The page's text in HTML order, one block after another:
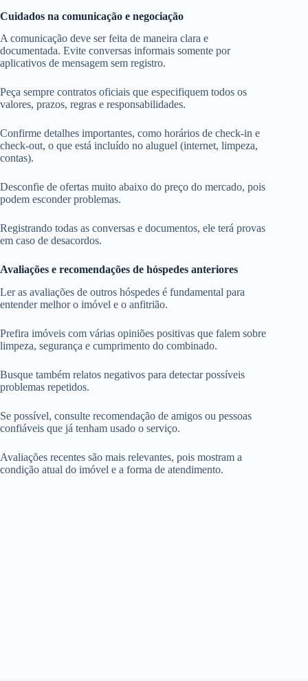
Cuidados na comunicação e negociação
A comunicação deve ser feita de maneira clara e
documentada. Evite conversas informais somente por
aplicativos de mensagem sem registro.
Peça sempre contratos oficiais que especifiquem todos os
valores, prazos, regras e responsabilidades.
Confirme detalhes importantes, como horários de check-in e
check-out, o que está incluído no aluguel (internet, limpeza,
contas).
Desconfie de ofertas muito abaixo do preço do mercado, pois
podem esconder problemas.
Registrando todas as conversas e documentos, ele terá provas
em caso de desacordos.
Avaliações e recomendações de hóspedes anteriores
Ler as avaliações de outros hóspedes é fundamental para
entender melhor o imóvel e o anfitrião.
Prefira imóveis com várias opiniões positivas que falem sobre
limpeza, segurança e cumprimento do combinado.
Busque também relatos negativos para detectar possíveis
problemas repetidos.
Se possível, consulte recomendação de amigos ou pessoas
confiáveis que já tenham usado o serviço.
Avaliações recentes são mais relevantes, pois mostram a
condição atual do imóvel e a forma de atendimento.